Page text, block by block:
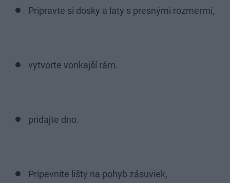
Pripravte si dosky a laty s presnými rozmermi,
vytvorte vonkajší rám.
pridajte dno.
Pripevnite lišty na pohyb zásuviek,